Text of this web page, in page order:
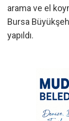
arama ve el
Bursa
yapıldı.